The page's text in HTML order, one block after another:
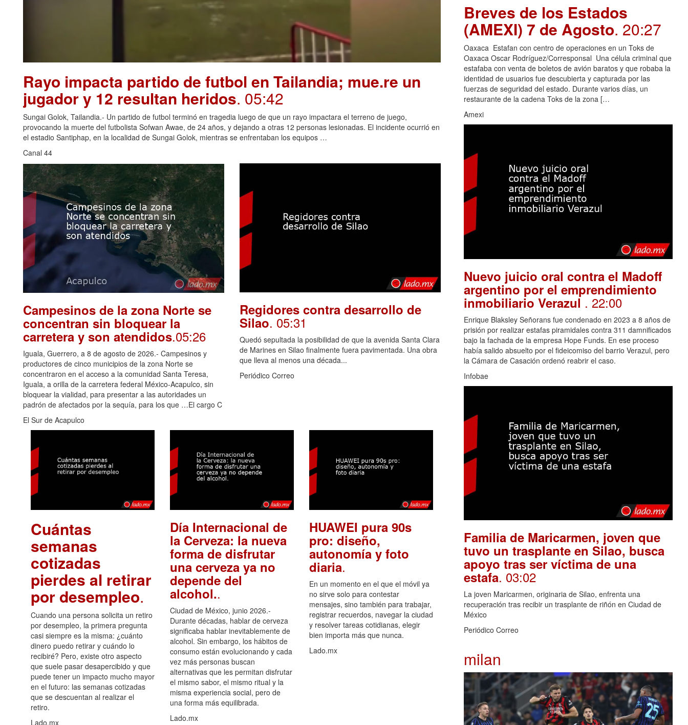
Rayo impacta partido de futbol en Tailandia; mue.re un
jugador y 12 resultan heridos. 05:42
Sungai Golok, Tailandia.- Un partido de futbol terminó en tragedia luego de que un rayo impactara el terreno de juego,
provocando la muerte del futbolista Sofwan Awae, de 24 años, y dejando a otras 12 personas lesionadas. El incidente ocurrió en
el estadio Santiphap, en la localidad de Sungai Golok, mientras se enfrentaban los equipos …
Canal 44
Campesinos de la zona Norte se
concentran sin bloquear la
carretera y son atendidos.05:26
Iguala, Guerrero, a 8 de agosto de 2026.- Campesinos y
productores de cinco municipios de la zona Norte se
concentraron en el acceso a la comunidad Santa Teresa,
Iguala, a orilla de la carretera federal México-Acapulco, sin
bloquear la vialidad, para presentar a las autoridades un
padrón de afectados por la sequía, para los que …El cargo C
El Sur de Acapulco
Regidores contra desarrollo de
Silao. 05:31
Quedó sepultada la posibilidad de que la avenida Santa Clara
de Marines en Silao finalmente fuera pavimentada. Una obra
que lleva al menos una década...
Periódico Correo
Cuántas
semanas
cotizadas
pierdes al retirar
por desempleo.
Cuando una persona solicita un retiro
por desempleo, la primera pregunta
casi siempre es la misma: ¿cuánto
dinero puedo retirar y cuándo lo
recibiré? Pero, existe otro aspecto
que suele pasar desapercibido y que
puede tener un impacto mucho mayor
en el futuro: las semanas cotizadas
que se descuentan al realizar el
retiro.
Lado.mx
Día Internacional de
la Cerveza: la nueva
forma de disfrutar
una cerveza ya no
depende del
alcohol..
Ciudad de México, junio 2026.-
Durante décadas, hablar de cerveza
significaba hablar inevitablemente de
alcohol. Sin embargo, los hábitos de
consumo están evolucionando y cada
vez más personas buscan
alternativas que les permitan disfrutar
el mismo sabor, el mismo ritual y la
misma experiencia social, pero de
una forma más equilibrada.
Lado.mx
HUAWEI pura 90s
pro: diseño,
autonomía y foto
diaria.
En un momento en el que el móvil ya
no sirve solo para contestar
mensajes, sino también para trabajar,
registrar recuerdos, navegar la ciudad
y resolver tareas cotidianas, elegir
bien importa más que nunca.
Lado.mx
Breves de los Estados
(AMEXI) 7 de Agosto. 20:27
Oaxaca Estafan con centro de operaciones en un Toks de
Oaxaca Oscar Rodríguez/Corresponsal Una célula criminal que
estafaba con venta de boletos de avión baratos y que robaba la
identidad de usuarios fue descubierta y capturada por las
fuerzas de seguridad del estado. Durante varios días, un
restaurante de la cadena Toks de la zona […
Amexi
Nuevo juicio oral contra el Madoff
argentino por el emprendimiento
inmobiliario Verazul . 22:00
Enrique Blaksley Señorans fue condenado en 2023 a 8 años de
prisión por realizar estafas piramidales contra 311 damnificados
bajo la fachada de la empresa Hope Funds. En ese proceso
había salido absuelto por el fideicomiso del barrio Verazul, pero
la Cámara de Casación ordenó reabrir el caso.
Infobae
Familia de Maricarmen, joven que
tuvo un trasplante en Silao, busca
apoyo tras ser víctima de una
estafa. 03:02
La joven Maricarmen, originaria de Silao, enfrenta una
recuperación tras recibir un trasplante de riñón en Ciudad de
México
Periódico Correo
milan